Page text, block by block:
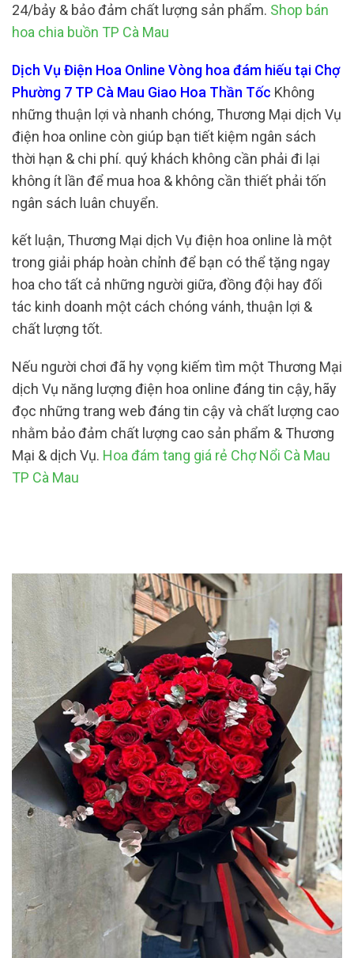
24/bảy & bảo đảm chất lượng sản phẩm. Shop bán
hoa chia buồn TP Cà Mau
Dịch Vụ Điện Hoa Online Vòng hoa đám hiếu tại Chợ
Phường 7 TP Cà Mau Giao Hoa Thần Tốc Không
những thuận lợi và nhanh chóng, Thương Mại dịch Vụ
điện hoa online còn giúp bạn tiết kiệm ngân sách
thời hạn & chi phí. quý khách không cần phải đi lại
không ít lần để mua hoa & không cần thiết phải tốn
ngân sách luân chuyển.
kết luận, Thương Mại dịch Vụ điện hoa online là một
trong giải pháp hoàn chỉnh để bạn có thể tặng ngay
hoa cho tất cả những người giữa, đồng đội hay đối
tác kinh doanh một cách chóng vánh, thuận lợi &
chất lượng tốt.
Nếu người chơi đã hy vọng kiếm tìm một Thương Mại
dịch Vụ năng lượng điện hoa online đáng tin cậy, hãy
đọc những trang web đáng tin cậy và chất lượng cao
nhằm bảo đảm chất lượng cao sản phẩm & Thương
Mại & dịch Vụ. Hoa đám tang giá rẻ Chợ Nổi Cà Mau
TP Cà Mau